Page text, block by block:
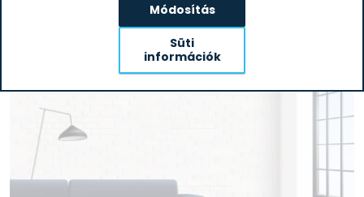
aktualitások
Módosítás
Süti
információk